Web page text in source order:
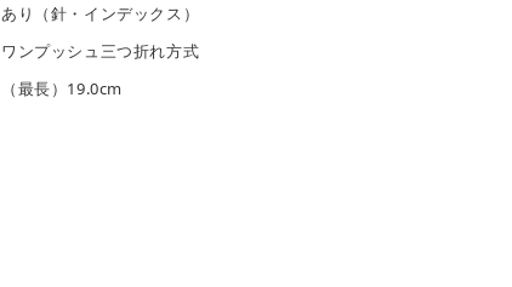
あり（針・インデックス）
ワンプッシュ三つ折れ方式
（最長）19.0cm